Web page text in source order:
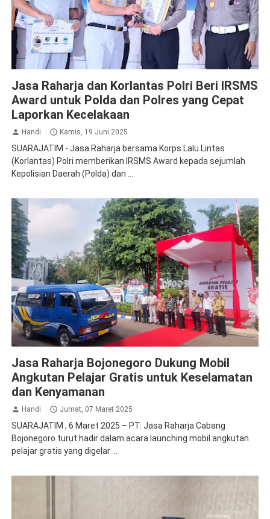
Jasa Raharja dan Korlantas Polri Beri IRSMS
Award untuk Polda dan Polres yang Cepat
Laporkan Kecelakaan
Handi Kamis, 19 Juni 2025
SUARAJATIM - Jasa Raharja bersama Korps Lalu Lintas
(Korlantas) Polri memberikan IRSMS Award kepada sejumlah
Kepolisian Daerah (Polda) dan ...
Jasa Raharja Bojonegoro Dukung Mobil
Angkutan Pelajar Gratis untuk Keselamatan
dan Kenyamanan
Handi Jumat, 07 Maret 2025
SUARAJATIM , 6 Maret 2025 – PT. Jasa Raharja Cabang
Bojonegoro turut hadir dalam acara launching mobil angkutan
pelajar gratis yang digelar ...